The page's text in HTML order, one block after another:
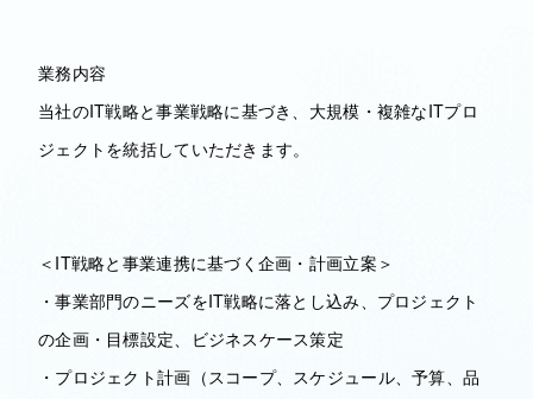
業務内容
当社のIT戦略と事業戦略に基づき、大規模・複雑なITプロ
ジェクトを統括していただきます。
＜IT戦略と事業連携に基づく企画・計画立案＞
・事業部門のニーズをIT戦略に落とし込み、プロジェクト
の企画・目標設定、ビジネスケース策定
・プロジェクト計画（スコープ、スケジュール、予算、品